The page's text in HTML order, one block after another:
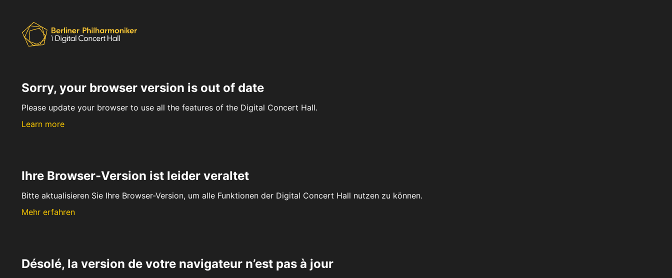
Sorry, your browser version is out of date
Please update your browser to use all the features of the Digital Concert Hall.
Learn more
Ihre Browser-Version ist leider veraltet
Bitte aktualisieren Sie Ihre Browser-Version, um alle Funktionen der Digital Concert Hall nutzen zu können.
Mehr erfahren
Désolé, la version de votre navigateur n’est pas à jour